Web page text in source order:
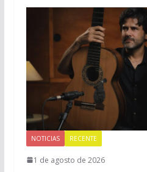
NOTICIAS RECENTE
1 de agosto de 2026